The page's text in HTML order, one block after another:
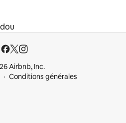
Airbnb, Inc.
Conditions générales